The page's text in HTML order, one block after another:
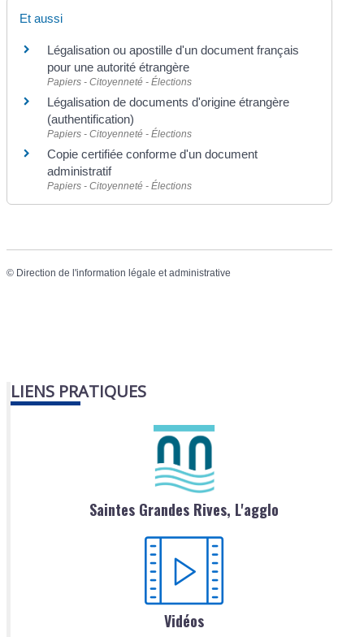
Et aussi
Légalisation ou apostille d'un document français
pour une autorité étrangère
Papiers - Citoyenneté - Élections
Légalisation de documents d'origine étrangère
(authentification)
Papiers - Citoyenneté - Élections
Copie certifiée conforme d'un document
administratif
Papiers - Citoyenneté - Élections
© Direction de l'information légale et administrative
LIENS PRATIQUES
Saintes Grandes Rives, L'agglo
Vidéos